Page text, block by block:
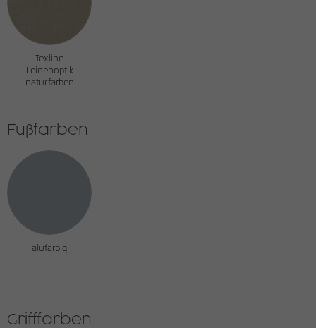
Texline
Leinenoptik
naturfarben
Fußfarben
alufarbig
Grifffarben